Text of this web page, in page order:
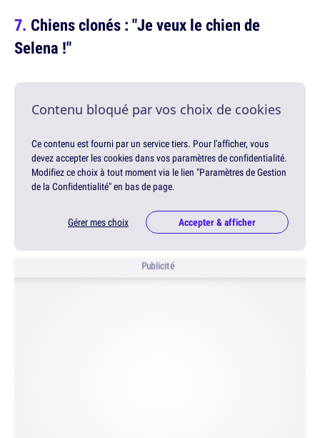
Chiens clonés : "Je veux le chien de
Selena !"
Contenu bloqué par vos choix de cookies
Ce contenu est fourni par un service tiers. Pour l'afficher, vous
devez accepter les cookies dans vos paramètres de confidentialité.
Modifiez ce choix à tout moment via le lien "Paramètres de Gestion
de la Confidentialité" en bas de page.
Gérer mes choix Accepter & afficher
Publicité